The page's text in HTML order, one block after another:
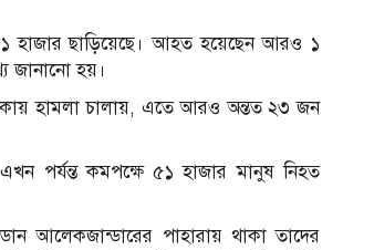
হাজার ছাড়িয়েছে। আহত হয়েছেন আরও ১
জানানো হয়।
হামলা চালায়, এতে আরও অন্তত ২৩ জন
এখন পর্যন্ত কমপক্ষে ৫১ হাজার মানুষ নিহত
আলেকজান্ডারের পাহারায় থাকা তাদের